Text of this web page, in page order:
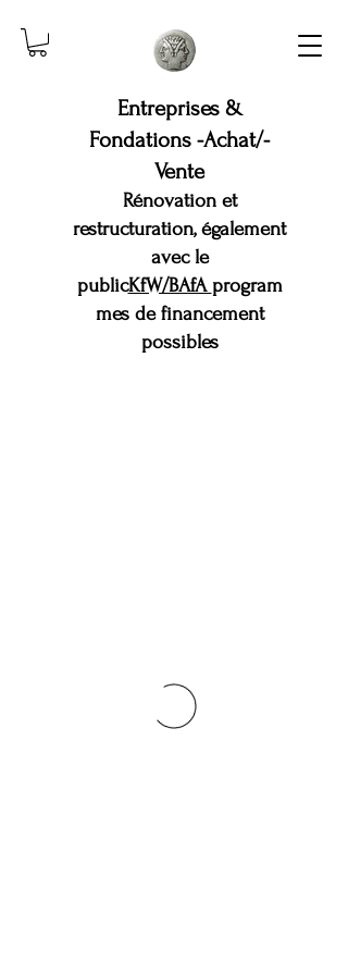
Entreprises &
Fondations -Achat/-
Vente
Rénovation et
restructuration, également
avec le
publicKfW/BAfAprogram
mes de financement
possibles